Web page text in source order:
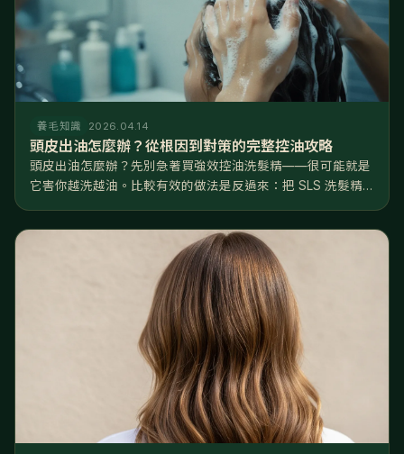
養毛知識 2026.04.14
頭皮出油怎麼辦？從根因到對策的完整控油攻略
頭皮出油怎麼辦？先別急著買強效控油洗髮精——很可能就是
它害你越洗越油。比較有效的做法是反過來：把 SLS 洗髮精
質，再從飲食和睡眠下手。 聽起來跟直覺相反，但這是有道理